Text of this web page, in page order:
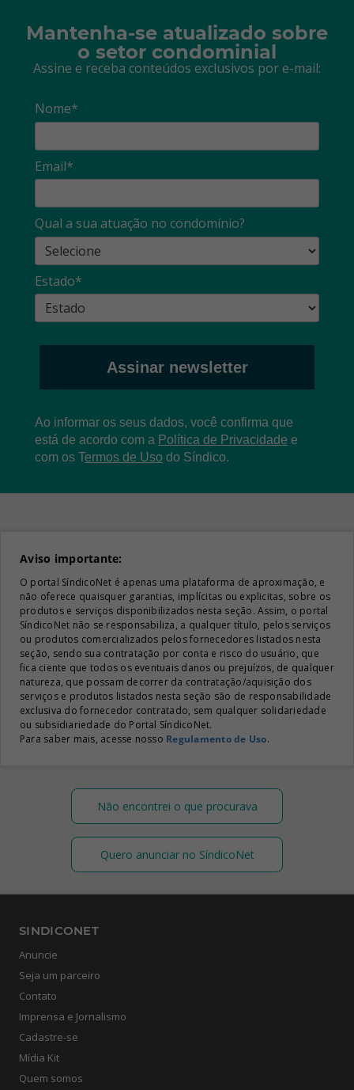
Mantenha-se atualizado sobre
o setor condominial
Assine e receba conteúdos exclusivos por e-mail:
Nome*
Email*
Qual a sua atuação no condomínio?
Estado*
Assinar newsletter
Ao informar os seus dados, você confirma que
está de acordo com a Política de Privacidade e
com os Termos de Uso do Síndico.
Aviso importante:
O portal SíndicoNet é apenas uma plataforma de aproximação, e
não oferece quaisquer garantias, implícitas ou explicitas, sobre os
produtos e serviços disponibilizados nesta seção. Assim, o portal
SíndicoNet não se responsabiliza, a qualquer título, pelos serviços
ou produtos comercializados pelos fornecedores listados nesta
seção, sendo sua contratação por conta e risco do usuário, que
fica ciente que todos os eventuais danos ou prejuízos, de qualquer
natureza, que possam decorrer da contratação/aquisição dos
serviços e produtos listados nesta seção são de responsabilidade
exclusiva do fornecedor contratado, sem qualquer solidariedade
ou subsidiariedade do Portal SíndicoNet.
Para saber mais, acesse nosso Regulamento de Uso.
Não encontrei o que procurava
Quero anunciar no SíndicoNet
SINDICONET
Anuncie
Seja um parceiro
Contato
Imprensa e Jornalismo
Cadastre-se
Mídia Kit
Quem somos